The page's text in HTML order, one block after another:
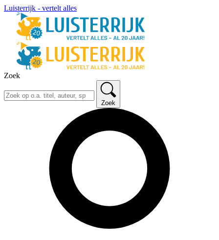
Luisterrijk - vertelt alles
Zoek
Zoek